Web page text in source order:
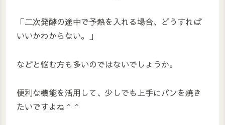
「二次発酵の途中で予熱を入れる場合、どうすれば
いいかわからない。」
などと悩む方も多いのではないでしょうか。
便利な機能を活用して、少しでも上手にパンを焼き
たいですよね＾＾